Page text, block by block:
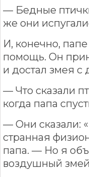
— Бедные
же они
И, конечно,
помощь. Он
и достал змея с
— Что сказали
когда папа
— Они сказали:
странная
папа. — Но я
воздушный